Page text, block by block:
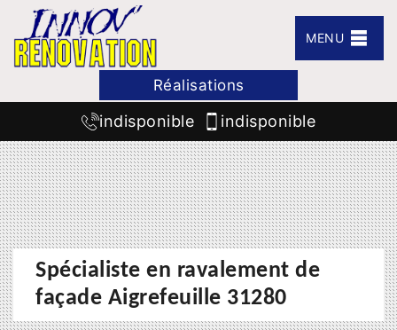
MENU
Réalisations
indisponible indisponible
Spécialiste en ravalement de
façade Aigrefeuille 31280